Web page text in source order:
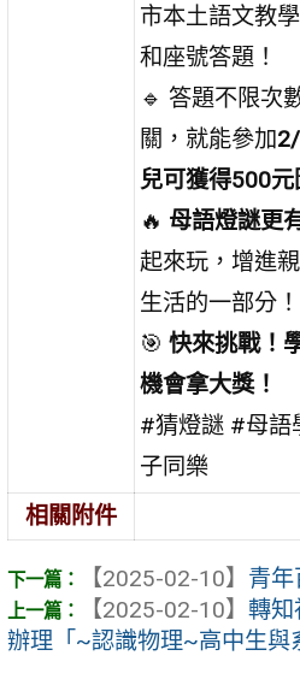
市本土語文教
和座號答題！
🔹 答題不限次
關，就能參加
兒可獲得500元
🔥 母語燈謎更
起來玩，增進
生活的一部分
🎯快來挑戰！
機會拿大獎！
#猜燈謎 #母語
子同樂
相關附件
【2025-02-10】 青
【2025-02-10】 轉知
辦理「~認識物理~高中生與